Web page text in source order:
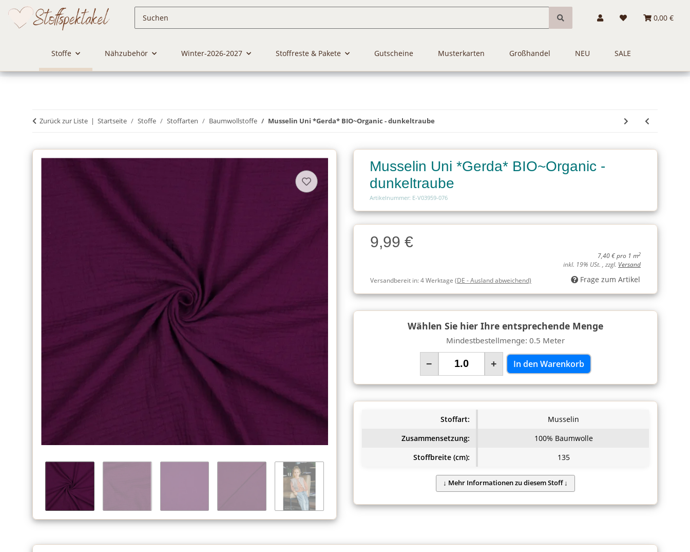
0,00 €
Stoffe Nähzubehör Winter-2026-2027 Stoffreste & Pakete Gutscheine Musterkarten Großhandel NEU SALE
Zurück zur Liste Startseite Stoffe Stoffarten Baumwollstoffe Musselin Uni *Gerda* BIO~Organic - dunkeltraube
Musselin Uni *Gerda* BIO~Organic -
dunkeltraube
Artikelnummer: E-V03959-076
Charge
Charge9,99 €
7,40 € pro 1 m2
inkl. 19% USt. , zzgl. Versand
Versandbereit in:4 Werktage (DE - Ausland abweichend) Frage zum Artikel
Wählen Sie hier Ihre entsprechende Menge
Mindestbestellmenge: 0.5 Meter
− + In den Warenkorb
Stoffart:
Musselin
Zusammensetzung:
100% Baumwolle
Stoffbreite (cm):
135